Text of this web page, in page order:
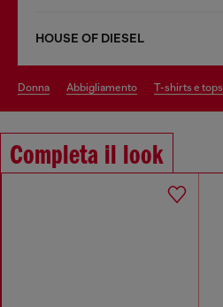
HOUSE OF DIESEL
donna abbigliamento t-shirts e tops
Completa il look